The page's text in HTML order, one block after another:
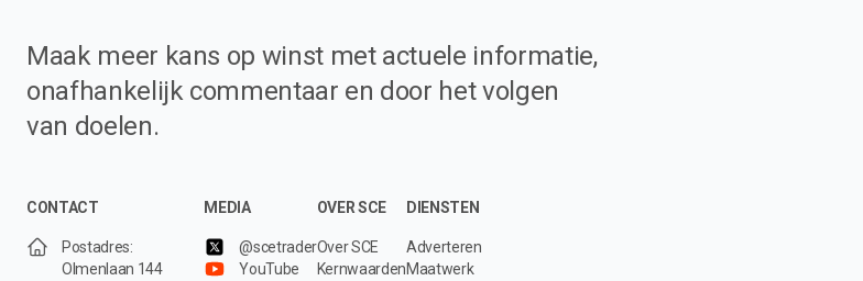
Maak meer kans op winst met actuele informatie,
onafhankelijk commentaar en door het volgen
van doelen.
CONTACT
Postadres:
Olmenlaan 144
MEDIA
@scetrader
YouTube
OVER SCE
Over SCE
Kernwaarden
DIENSTEN
Adverteren
Maatwerk